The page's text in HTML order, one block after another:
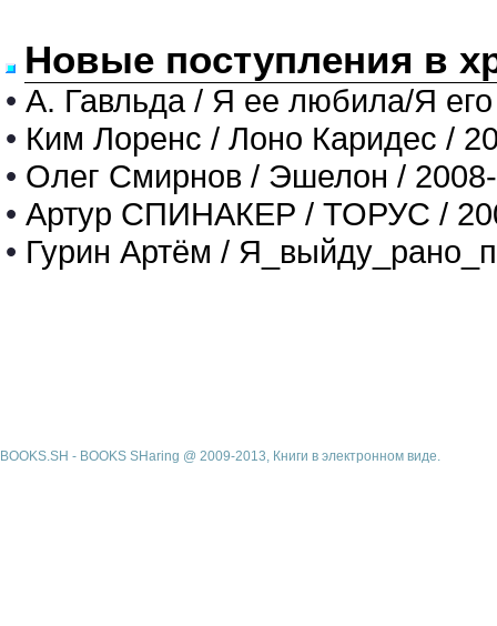
Новые поступления в
• А. Гавльда / Я ее любила/Я
• Ким Лоренс / Лоно Каридес /
• Олег Смирнов / Эшелон /
• Артур СПИНАКЕР / ТОРУС /
• Гурин Артём /
BOOKS.SH - BOOKS SHaring @ 2009-2013, Книги в электронном виде.